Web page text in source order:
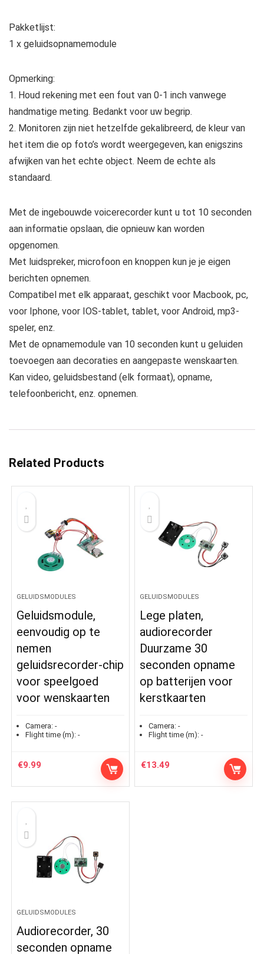
Pakketlijst:
1 x geluidsopnamemodule
Opmerking:
1. Houd rekening met een fout van 0-1 inch vanwege
handmatige meting. Bedankt voor uw begrip.
2. Monitoren zijn niet hetzelfde gekalibreerd, de kleur van
het item die op foto’s wordt weergegeven, kan enigszins
afwijken van het echte object. Neem de echte als
standaard.
Met de ingebouwde voicerecorder kunt u tot 10 seconden
aan informatie opslaan, die opnieuw kan worden
opgenomen.
Met luidspreker, microfoon en knoppen kun je je eigen
berichten opnemen.
Compatibel met elk apparaat, geschikt voor Macbook, pc,
voor Iphone, voor IOS-tablet, tablet, voor Android, mp3-
speler, enz.
Met de opnamemodule van 10 seconden kunt u geluiden
toevoegen aan decoraties en aangepaste wenskaarten.
Kan video, geluidsbestand (elk formaat), opname,
telefoonbericht, enz. opnemen.
Related Products
GELUIDSMODULES
Geluidsmodule,
eenvoudig op te
nemen
geluidsrecorder-chip
voor speelgoed
voor wenskaarten
Camera: -
Flight time (m): -
€9.99
GELUIDSMODULES
Lege platen,
audiorecorder
Duurzame 30
seconden opname
op batterijen voor
kerstkaarten
Camera: -
Flight time (m): -
€13.49
GELUIDSMODULES
Audiorecorder, 30
seconden opname